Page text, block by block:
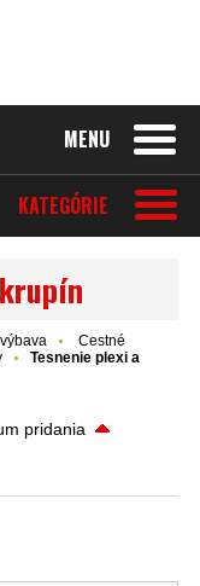
MENU
KATEGÓRIE
Cestné
Tesnenie plexi a
pridania